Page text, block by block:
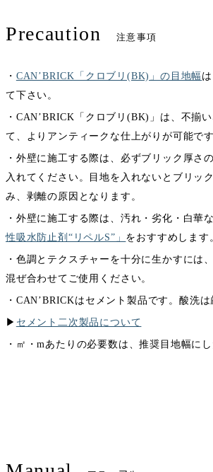
Precaution 注意事項
・ CAN’BRICK「クロブリ(BK)」の目地幅
て下さい。
・CAN’BRICK「クロブリ(BK)」は、不揃
て、よりアンティークな仕上がりが可能です
・外壁に施工する際は、必ずブリック厚さ
入れてください。目地を入れないとブリッ
み、剥離の原因となります。
・外壁に施工する際は、汚れ・劣化・白華
性吸水防止剤“リペルS”」 をおすすめします
・色調とテクスチャーを十分に生かすには
混ぜ合わせてご使用ください。
・CAN’BRICKはセメント製品です。酸洗は
▶︎ セメント二次製品について
・㎡・mあたりの必要数は、推奨目地幅に